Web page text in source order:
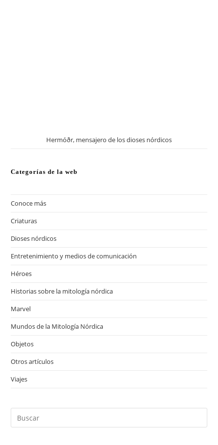
Hermóðr, mensajero de los dioses nórdicos
Categorías de la web
Conoce más
Criaturas
Dioses nórdicos
Entretenimiento y medios de comunicación
Héroes
Historias sobre la mitología nórdica
Marvel
Mundos de la Mitología Nórdica
Objetos
Otros artículos
Viajes